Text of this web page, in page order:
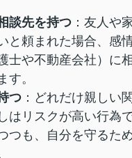
談先を持つ ：友人や
と頼まれた場合、感
士や不動産会社）に
す。
つ ：どれだけ親しい
はリスクが高い行為
つも、自分を守るた